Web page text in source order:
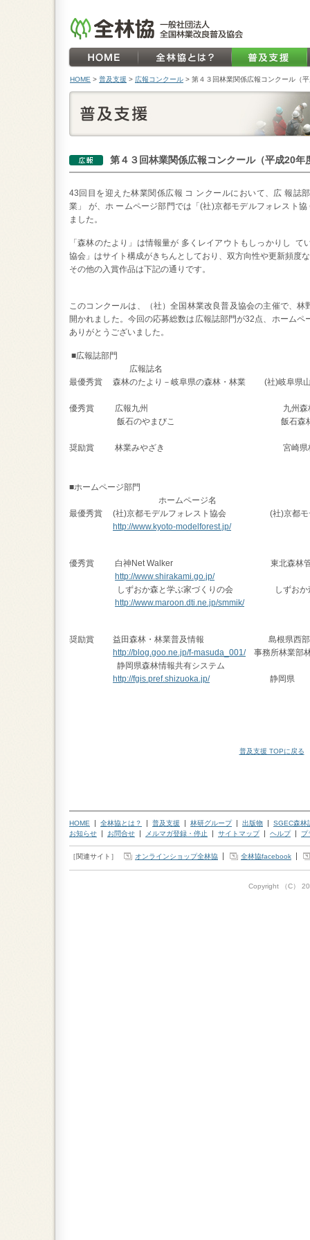
HOME > 普及支援 > 広報コンクール > 第４３回林業関係広報コンクール（
第４３回林業関係広報コンクール（平成20年
43回目を迎えた林業関係広報 コ ンクールにおいて、広 報誌
業」 が、ホ ームページ部門では「(社)京都モデルフォレスト
ました。
「森林のたより」は情報量が 多くレイアウトもしっかりし
協会」はサイト構成がきちんとしており、双方向性や更新頻度
その他の入賞作品は下記の通りです。
このコンクールは、（社）全国林業改良普及協会の主催で、
開かれました。今回の応募総数は広報誌部門が32点、ホーム
ありがとうございました。
■広報誌部門
広報誌名 発
最優秀賞 森林のたより－岐阜県の森林・林業 (社)岐
優秀賞 広報九州 九州森
飯石のやまびこ 飯石森林組
奨励賞 林業みやざき 宮崎県林業
■ホームページ部門
ホームページ名
最優秀賞 (社)京都モデルフォレスト協会 (社)京都モデ
http://www.kyoto-modelforest.jp/
優秀賞 白神Net Walker 東北森
http://www.shirakami.go.jp/
しずおか森と学ぶ家づくりの会 しずおか森と
http://www.maroon.dti.ne.jp/smmik/
奨励賞 益田森林・林業普及情報 島根県西部農林
http://blog.goo.ne.jp/f-masuda_001/事務所林業部
静岡県森林情報共有システム
http://fgis.pref.shizuoka.jp/静岡
普及支援 TOPに戻る
HOME 全林協とは？ 普及支援 林研グループ 出版物
SGEC森林
お知らせ
お問合せ メルマガ登録・停止 サイトマップ ヘルプ プ
［関連サイト］ オンラインショップ全林協 全林協facebook
Copyright （C）